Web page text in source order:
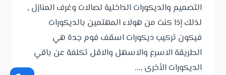
التصميم والديكورات الداخلية لصالات وغرف المنازل ,
لذلك إذا كنت من هولاء المهتمين بالديكورات
فيكون تركيب ديكورات اسقف فوم جدة هي
الطريقة الاسرع والاسهل والاقل تكلفة عن باقي
الديكورات الأخرى ,…